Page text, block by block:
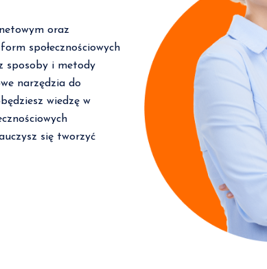
oraz
społecznościowych
sposoby i metody
narzędzia do
wiedzę w
się tworzyć